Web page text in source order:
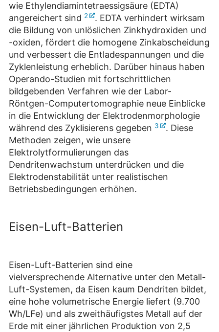
wie Ethylendiamintetraessigsäure (EDTA)
angereichert sind 2
. EDTA verhindert wirksam
die Bildung von unlöslichen Zinkhydroxiden und
-oxiden, fördert die homogene Zinkabscheidung
und verbessert die Entladespannungen und die
Zyklenleistung erheblich. Darüber hinaus haben
Operando-Studien mit fortschrittlichen
bildgebenden Verfahren wie der Labor-
Röntgen-Computertomographie neue Einblicke
in die Entwicklung der Elektrodenmorphologie
während des Zyklisierens gegeben 3
. Diese
Methoden zeigen, wie unsere
Elektrolytformulierungen das
Dendritenwachstum unterdrücken und die
Elektrodenstabilität unter realistischen
Betriebsbedingungen erhöhen.
Eisen-Luft-Batterien
Eisen-Luft-Batterien sind eine
vielversprechende Alternative unter den Metall-
Luft-Systemen, da Eisen kaum Dendriten bildet,
eine hohe volumetrische Energie liefert (9.700
Wh/LFe) und als zweithäufigstes Metall auf der
Erde mit einer jährlichen Produktion von 2,5